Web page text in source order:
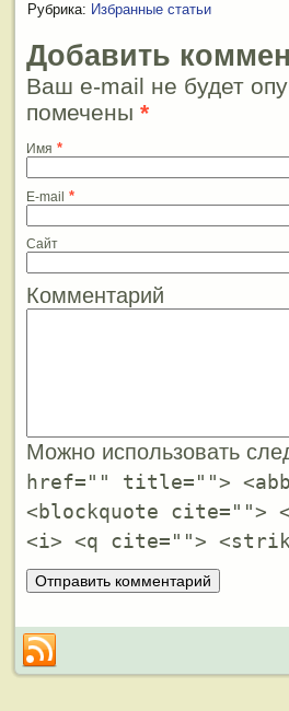
Рубрика: Избранные статьи
Добавить
Ваш e-mail не будет
помечены *
Имя *
E-mail *
Сайт
Комментарий
Можно использовать
href="" title="">
<blockquote cite="">
<i> <q cite="">